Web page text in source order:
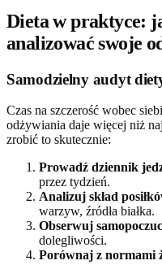
Dieta w praktyce:
analizować swoje
Samodzielny audyt
Czas na szczerość wobec
odżywiania daje więcej niż
zrobić to skutecznie:
Prowadź dziennik
przez tydzień.
Analizuj skład
warzyw, źródła białka.
Obserwuj
dolegliwości.
Porównaj z normami